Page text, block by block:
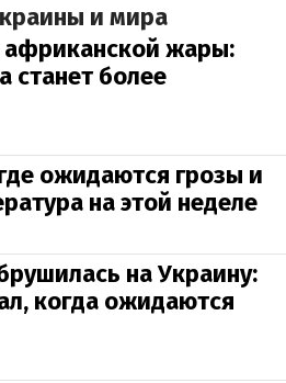
и мира
африканской жары:
станет более
ожидаются грозы и
на этой неделе
на Украину:
когда ожидаются